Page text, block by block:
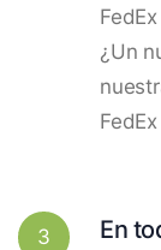
¿Un
3 En